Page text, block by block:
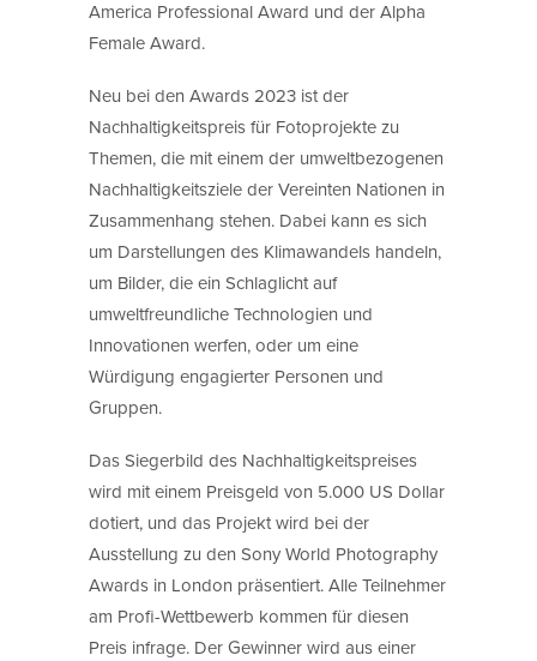
America Professional Award und der Alpha
Female Award.
Neu bei den Awards 2023 ist der
Nachhaltigkeitspreis für Fotoprojekte zu
Themen, die mit einem der umweltbezogenen
Nachhaltigkeitsziele der Vereinten Nationen in
Zusammenhang stehen. Dabei kann es sich
um Darstellungen des Klimawandels handeln,
um Bilder, die ein Schlaglicht auf
umweltfreundliche Technologien und
Innovationen werfen, oder um eine
Würdigung engagierter Personen und
Gruppen.
Das Siegerbild des Nachhaltigkeitspreises
wird mit einem Preisgeld von 5.000 US Dollar
dotiert, und das Projekt wird bei der
Ausstellung zu den Sony World Photography
Awards in London präsentiert. Alle Teilnehmer
am Profi-Wettbewerb kommen für diesen
Preis infrage. Der Gewinner wird aus einer